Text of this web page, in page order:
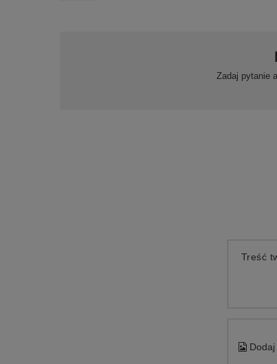
Zadaj pytanie
Treść
Dodaj